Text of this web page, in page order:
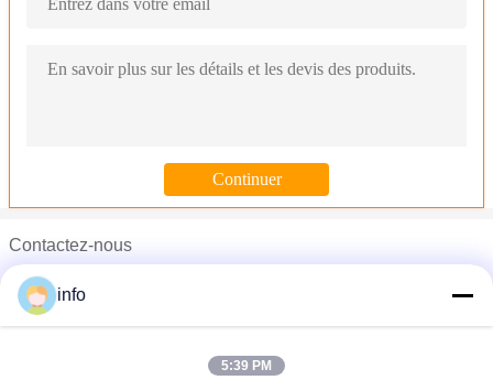
Contactez-nous
Mr. Stan Zhang
info
5:39 PM